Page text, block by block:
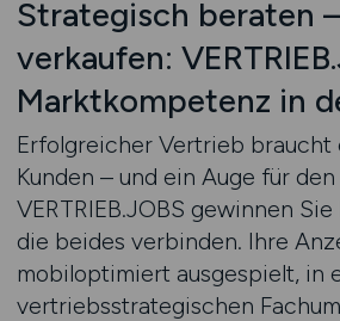
Strategisch beraten
verkaufen:
Marktkompetenz in
Erfolgreicher Vertrieb braucht
Kunden – und ein Auge für
VERTRIEB.JOBS gewinnen
die beides verbinden. Ihre
mobiloptimiert ausgespielt, in
vertriebsstrategischen